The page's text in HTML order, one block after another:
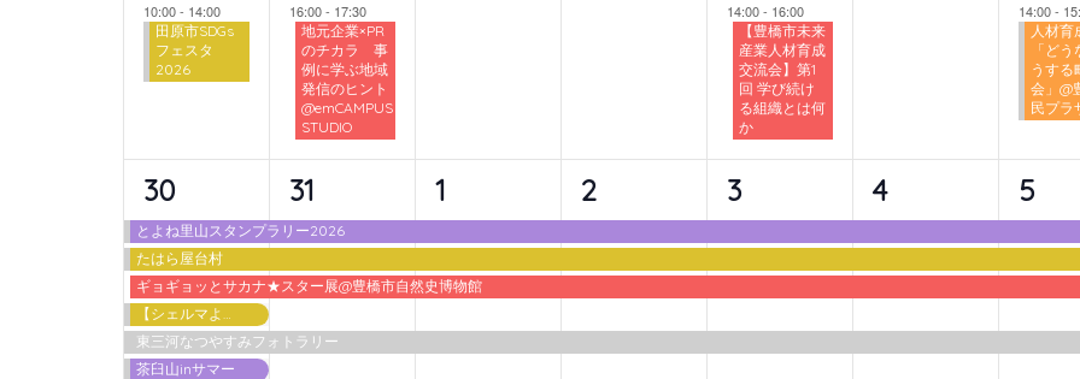
10:00- 14:00
田原市SDGs
フェスタ
2026
16:00- 17:30
地元企業×PR
のチカラ 事
例に学ぶ地域
発信のヒント
@emCAMPUS
STUDIO
14:00- 16:00
【豊橋市未来
産業人材育成
交流会】第1
回 学び続け
る組織とは何
か
14:00-
人材育
「ど
うする
会」@
民プラ
10
イ
ベ
ン
ト,
30
とよね里山スタンプラリー2026
たはら屋台村
ギョギョッとサカナ★スター展@豊橋市自然史博物館
東三河なつやすみフォトラリー
茶臼山inサマー
6
イ
ベ
ト,
31
6
イ
ベ
ト,
1
6
イ
ベ
ト,
2
6
イ
ベ
ト,
3
6
イ
ベ
ト,
4
6
イ
ベ
ト,
5